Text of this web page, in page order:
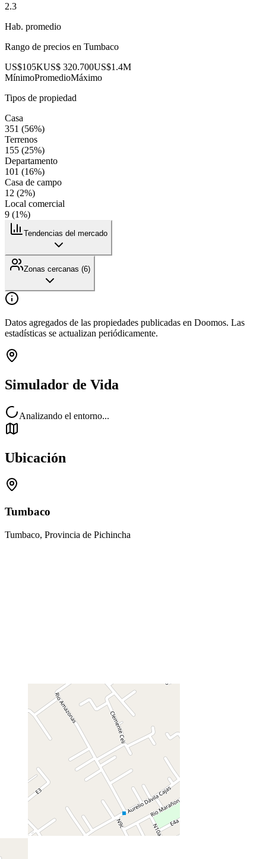
2.3
Hab. promedio
Rango de precios en Tumbaco
US$105KUS$ 320.700US$1.4M
MínimoPromedioMáximo
Tipos de propiedad
Casa
351 (56%)
Terrenos
155 (25%)
Departamento
101 (16%)
Casa de campo
12 (2%)
Local comercial
9 (1%)
Tendencias del mercado
Zonas cercanas (6)
Datos agregados de las propiedades publicadas en Doomos. Las
estadísticas se actualizan periódicamente.
Simulador de Vida
Analizando el entorno...
Ubicación
Tumbaco
Tumbaco, Provincia de Pichincha